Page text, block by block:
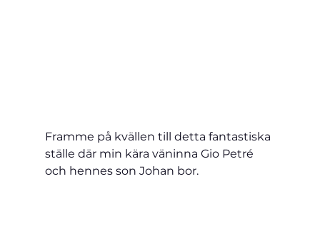
Framme på kvällen till detta fantastiska
ställe där min kära väninna Gio Petré
och hennes son Johan bor.